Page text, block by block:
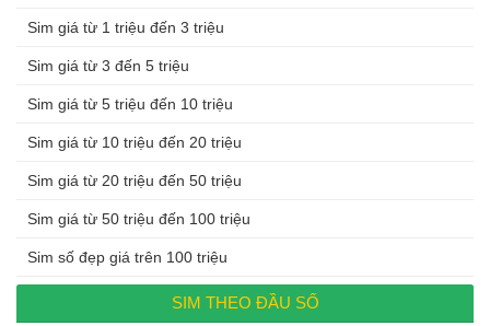
Sim giá từ 1 triệu đến 3 triệu
Sim giá từ 3 đến 5 triệu
Sim giá từ 5 triệu đến 10 triệu
Sim giá từ 10 triệu đến 20 triệu
Sim giá từ 20 triệu đến 50 triệu
Sim giá từ 50 triệu đến 100 triệu
Sim số đẹp giá trên 100 triệu
SIM THEO ĐẦU SỐ